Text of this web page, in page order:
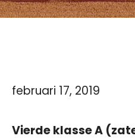
februari 17, 2019
Vierde klasse A